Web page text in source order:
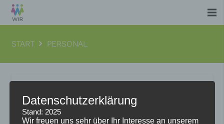
START PERSONAL
Birgit Leyerer
Datenschutzerklärung
Stand: 2025
Wir freuen uns sehr über Ihr Interesse an unserem